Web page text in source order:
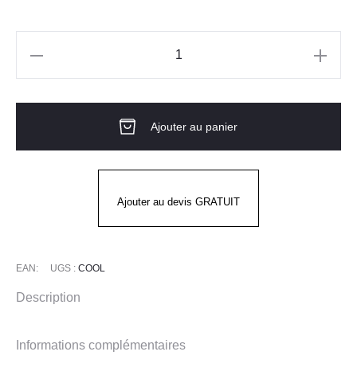
Mixte
Ajouter au panier
Ajouter au devis GRATUIT
EAN: UGS : COOL
Description
Informations complémentaires